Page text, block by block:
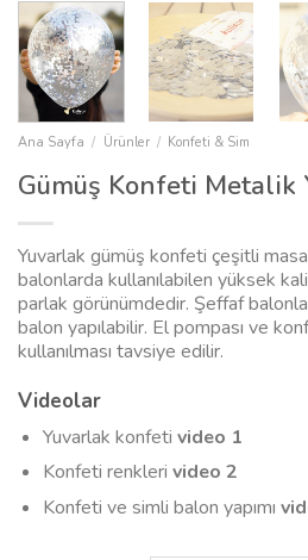
Ana Sayfa / Ürünler / Konfeti & Sim
Gümüş Konfeti Metalik
Yuvarlak gümüş konfeti çeşitli
balonlarda kullanılabilen yüksek
parlak görünümdedir. Şeffaf
balon yapılabilir. El pompası ve
kullanılması tavsiye edilir.
Videolar
Yuvarlak konfeti video 1
Konfeti renkleri video 2
Konfeti ve simli balon yapımı